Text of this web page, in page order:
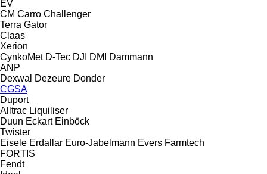
EV
CM Carro Challenger
Terra Gator
Claas
Xerion
CynkoMet D-Tec DJI DMI
Dammann
ANP
Dexwal
Dezeure Donder
CGSA
Duport
Alltrac Liquiliser
Duun Eckart Einböck
Twister
Eisele Erdallar Euro-Jabelmann Evers Farmtech
FORTIS
Fendt